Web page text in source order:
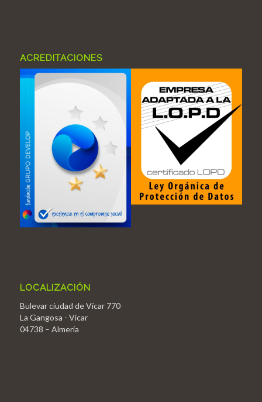
ACREDITACIONES
LOCALIZACIÓN
Bulevar ciudad de Vícar 770
La Gangosa - Vícar
04738 – Almería